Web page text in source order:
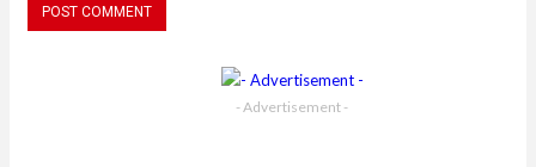
- Advertisement -